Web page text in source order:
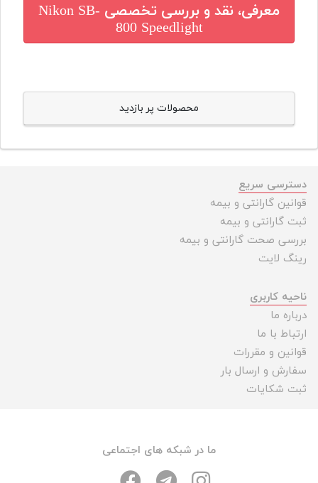
معرفی، نقد و بررسی تخصصی Nikon SB-
800 Speedlight
محصولات پر بازدید
دسترسی سریع
قوانین گارانتی و بیمه
ثبت گارانتی و بیمه
بررسی صحت گارانتی و بیمه
رینگ لایت
ناحیه کاربری
درباره ما
ارتباط با ما
قوانین و مقررات
سفارش و ارسال بار
ثبت شکایات
ما در شبکه های اجتماعی